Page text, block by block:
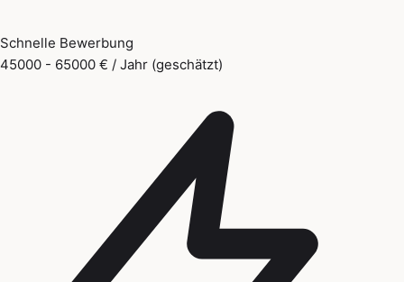
Schnelle Bewerbung
45000 - 65000 € / Jahr (geschätzt)